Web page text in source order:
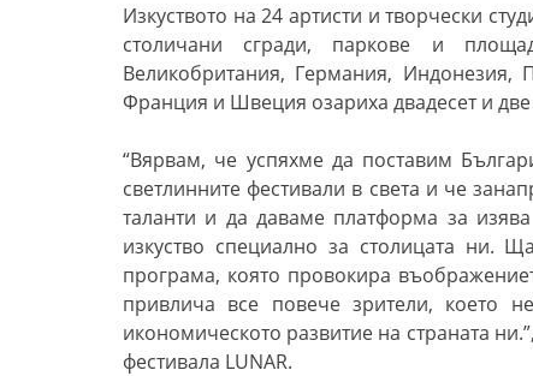
Изкуството на 24 артисти и творчески
столичани сгради, паркове и
Великобритания, Германия, Индонезия,
Франция и Швеция озариха двадесет и две
“Вярвам, че успяхме да поставим
светлинните фестивали в света и че
таланти и да даваме платформа за
изкуство специално за столицата ни.
програма, която провокира
привлича все повече зрители, което
икономическото развитие на страната
фестивала LUNAR.